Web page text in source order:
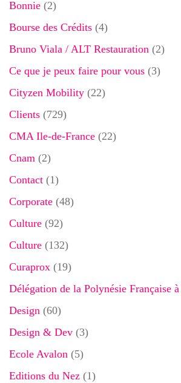
Bonnie (2)
Bourse des Crédits (4)
Bruno Viala / ALT Restauration (2)
Ce que je peux faire pour vous (3)
Cityzen Mobility (22)
Clients (729)
CMA Ile-de-France (22)
Cnam (2)
Contact (1)
Corporate (48)
Culture (92)
Culture (132)
Curaprox (19)
Délégation de la Polynésie Française
Design (60)
Design & Dev (3)
Ecole Avalon (5)
Editions du Nez (1)